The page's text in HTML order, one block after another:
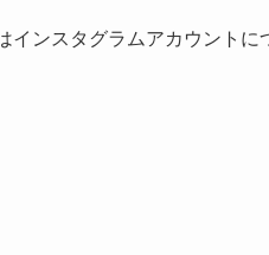
インスタグラムアカウント